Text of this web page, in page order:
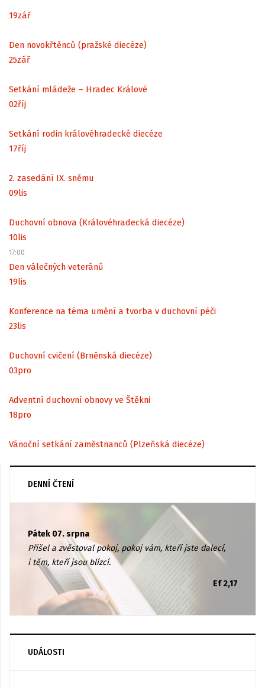
19zář
Den novokřtěnců (pražské diecéze)
25zář
Setkání mládeže – Hradec Králové
02říj
Setkání rodin královéhradecké diecéze
17říj
2. zasedání IX. sněmu
09lis
Duchovní obnova (Královéhradecká diecéze)
10lis
17:00
Den válečných veteránů
19lis
Konference na téma umění a tvorba v duchovní péči
23lis
Duchovní cvičení (Brněnská diecéze)
03pro
Adventní duchovní obnovy ve Štěkni
18pro
Vánoční setkání zaměstnanců (Plzeňská diecéze)
DENNÍ ČTENÍ
Pátek 07. srpna
Přišel a zvěstoval pokoj, pokoj vám, kteří jste dalecí,
i těm, kteří jsou blízcí.
Ef 2,17
UDÁLOSTI